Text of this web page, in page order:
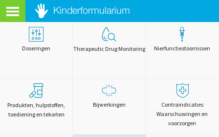
Doseringen Therapeutic Drug Monitoring Nierfunctiestoornissen
Produkten, hulpstoffen,
toediening en tekorten
Bijwerkingen
Contraindicaties
Waarschuwingen en
voorzorgen